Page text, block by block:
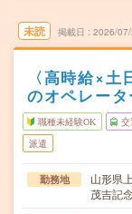
未読 掲載日 2026/
〈高時給×
のオペレー
職種未経験OK 交
派遣
勤務地
山形県
茂吉記